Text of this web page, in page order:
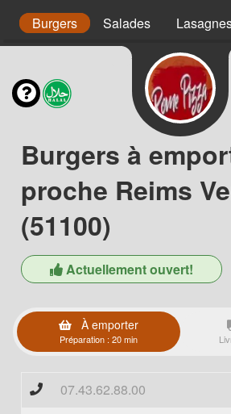
Burgers Salades
Burgers à
proche Reims
(51100)
Actuellement ouvert!
À emporter
Préparation : 20 min
07.43.62.88.00